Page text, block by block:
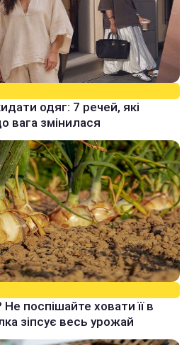
одяг: 7 речей, які
вага змінилася
поспішайте ховати її в
зіпсує весь урожай